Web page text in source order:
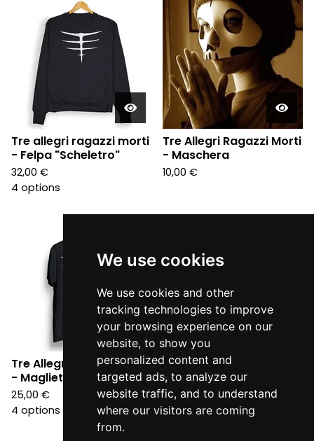
We use cookies
We use cookies and other
tracking technologies to improve
your browsing experience on our
website, to show you
personalized content and
targeted ads, to analyze our
website traffic, and to understand
where our visitors are coming
from.
Tre allegri ragazzi morti
- Felpa "Scheletro"
32,00 €
4 options
Tre Allegri Ragazzi Morti
- Maschera
10,00 €
Tre Allegri Ragazzi Morti
- Maglietta "Scheletro"
25,00 €
4 options